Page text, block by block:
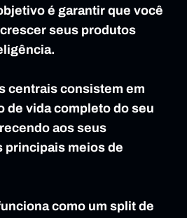
é garantir que você
seus produtos
centrais consistem em
de vida completo do seu
aos seus
principais meios de
como um split de